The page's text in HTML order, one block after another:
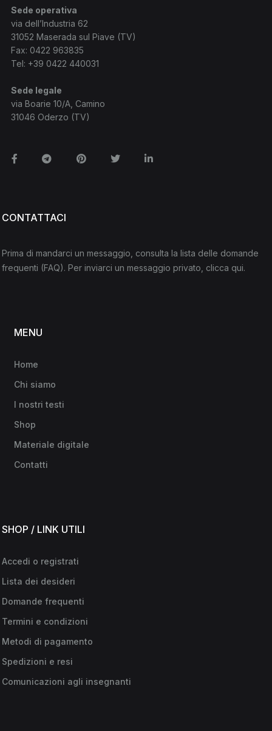
Sede operativa
via dell’Industria 62
31052 Maserada sul Piave (TV)
Fax: 0422 963835
Tel: +39 0422 440031
Sede legale
via Boarie 10/A, Camino
31046 Oderzo (TV)
FacebookTelegramPinterestTwitterLinkedin
CONTATTACI
Prima di mandarci un messaggio, consulta la lista delle domande
frequenti (FAQ). Per inviarci un messaggio privato, clicca qui.
MENU
Home
Chi siamo
I nostri testi
Shop
Materiale digitale
Contatti
SHOP / LINK UTILI
Accedi o registrati
Lista dei desideri
Domande frequenti
Termini e condizioni
Metodi di pagamento
Spedizioni e resi
Comunicazioni agli insegnanti